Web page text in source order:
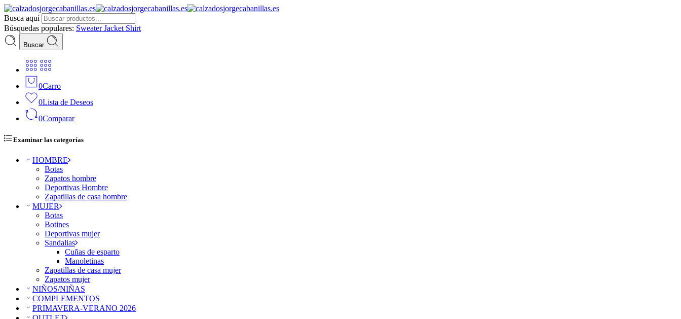
Busca aquí
Búsquedas populares: SweaterJacket Shirt
Buscar
0Carro
0Lista de Deseos
0Comparar
Examinar las categorías
HOMBRE
Botas
Zapatos hombre
Deportivas Hombre
Zapatillas de casa hombre
MUJER
Botas
Botines
Deportivas mujer
Sandalias
Cuñas de esparto
Manoletinas
Zapatillas de casa mujer
Zapatos mujer
NIÑOS/NIÑAS
COMPLEMENTOS
PRIMAVERA-VERANO 2026